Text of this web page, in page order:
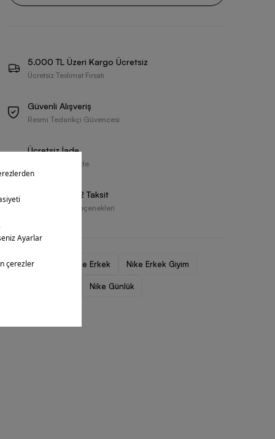
5.000 TL Üzeri Kargo Ücretsiz
Ücretsiz Teslimat Fırsatı
Güvenli Alışveriş
Resmi Tedarikçi Güvencesi
Ücretsiz İade
30 Gün İçerisinde
Vade Farksız 2 Taksit
Farklı Ödeme Seçenekleri
Erkek Şort Nike Erkek Nike Erkek Giyim
Nike Günlük